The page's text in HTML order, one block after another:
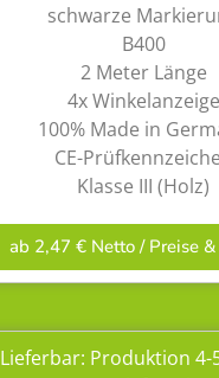
schwarze
B400
2 Meter Länge
4x Winkelanzeige
100% Made in
CE-
Klasse III (Holz)
ab 2,47 € Netto / Preise
Lieferbar: Produktion 4-